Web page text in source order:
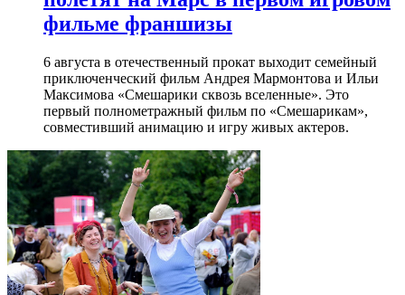
фильме франшизы
6 августа в отечественный прокат выходит семейный
приключенческий фильм Андрея Мармонтова и Ильи
Максимова «Смешарики сквозь вселенные». Это
первый полнометражный фильм по «Смешарикам»,
совместивший анимацию и игру живых актеров.